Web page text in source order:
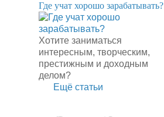
​Где учат хорошо зарабатывать?
Хотите заниматься
интересным, творческим,
престижным и доходным
делом?
Ещё статьи